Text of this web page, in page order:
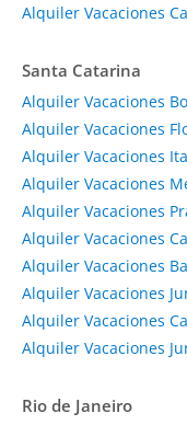
Alquiler Vacaciones
Santa Catarina
Alquiler Vacaciones
Alquiler Vacaciones
Alquiler Vacaciones
Alquiler Vacaciones
Alquiler Vacaciones
Alquiler Vacaciones
Alquiler Vacaciones
Alquiler Vacaciones
Alquiler Vacaciones
Alquiler Vacaciones
Rio de Janeiro